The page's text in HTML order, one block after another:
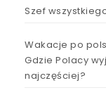
Szef
Wakacje po
Gdzie Polacy
najczęściej?